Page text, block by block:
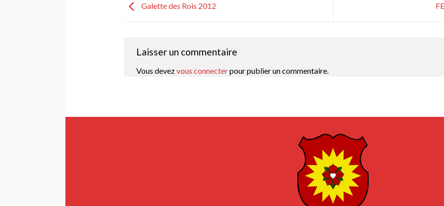
Galette des Rois 2012
Laisser un commentaire
Vous devezvous connecterpour publier un commentaire.